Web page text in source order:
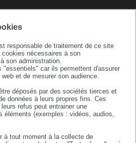
responsable de traitement de ce site
nécessaires à son
son administration.
"essentiels" car ils permettent d'assurer
et de mesurer son audience.
déposés par des sociétés tierces et
données à leurs propres fins. Ces
refus peut entrainer une
éléments (exemples : vidéos, audios,
à tout moment à la collecte de
9
66 11